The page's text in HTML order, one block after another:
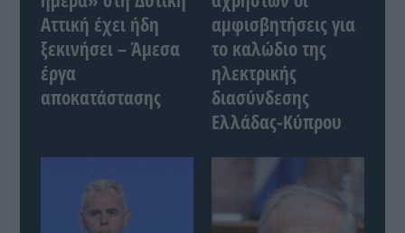
Αττική έχει ήδη
ξεκινήσει – Άμεσα
έργα
αποκατάστασης
αμφισβητήσεις για
το καλώδιο της
ηλεκτρικής
διασύνδεσης
Ελλάδας-Κύπρου